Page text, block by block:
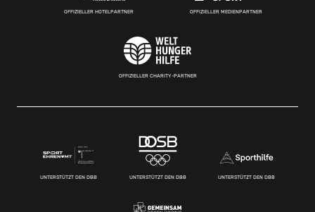
OFFIZIELLER HOTELPARTNER OFFIZIELLER MEDIENPARTNER
OFFIZIELLER CHARITY-PARTNER
UNTERSTÜTZT DEN DBB UNTERSTÜTZT DEN DBB UNTERSTÜTZT DEN DBB